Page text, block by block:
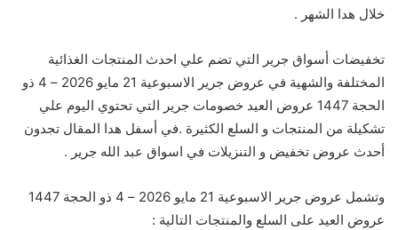
خلال هدا الشهر .
تخفيضات أسواق جرير التي تضم علي احدث المنتجات الغذائية
المختلفة والشهية في عروض جرير الاسبوعية 21 مايو 2026 – 4 ذو
الحجة 1447 عروض العيد خصومات جرير التي تحتوي اليوم علي
تشكيلة من المنتجات و السلع الكثيرة .في أسفل هدا المقال تجدون
أحدث عروض تخفيض و التنزيلات في اسواق عبد الله جرير .
وتشمل عروض جرير الاسبوعية 21 مايو 2026 – 4 ذو الحجة 1447
عروض العيد على السلع والمنتجات التالية :